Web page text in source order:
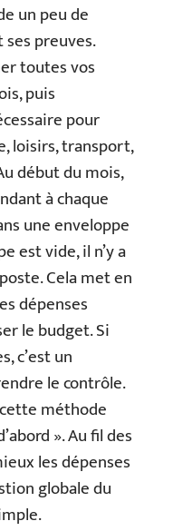
un peu de
preuves.
toutes vos
puis
pour
loisirs, transport,
début du mois,
à chaque
une enveloppe
est vide, il n’y a
Cela met en
dépenses
le budget. Si
c’est un
le contrôle.
méthode
». Au fil des
les dépenses
globale du